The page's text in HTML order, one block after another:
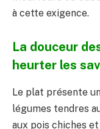
à cette exigence.
La douceur
heurter les
Le plat présente
légumes tendres
aux pois chiches